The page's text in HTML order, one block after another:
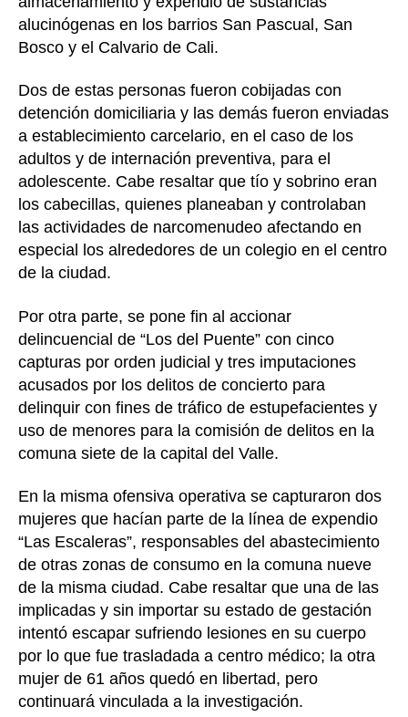
alucinógenas en los barrios San Pascual, San
Bosco y el Calvario de Cali.
Dos de estas personas fueron cobijadas con
detención domiciliaria y las demás fueron enviadas
a establecimiento carcelario, en el caso de los
adultos y de internación preventiva, para el
adolescente. Cabe resaltar que tío y sobrino eran
los cabecillas, quienes planeaban y controlaban
las actividades de narcomenudeo afectando en
especial los alrededores de un colegio en el centro
de la ciudad.
Por otra parte, se pone fin al accionar
delincuencial de “Los del Puente” con cinco
capturas por orden judicial y tres imputaciones
acusados por los delitos de concierto para
delinquir con fines de tráfico de estupefacientes y
uso de menores para la comisión de delitos en la
comuna siete de la capital del Valle.
En la misma ofensiva operativa se capturaron dos
mujeres que hacían parte de la línea de expendio
“Las Escaleras”, responsables del abastecimiento
de otras zonas de consumo en la comuna nueve
de la misma ciudad. Cabe resaltar que una de las
implicadas y sin importar su estado de gestación
intentó escapar sufriendo lesiones en su cuerpo
por lo que fue trasladada a centro médico; la otra
mujer de 61 años quedó en libertad, pero
continuará vinculada a la investigación.